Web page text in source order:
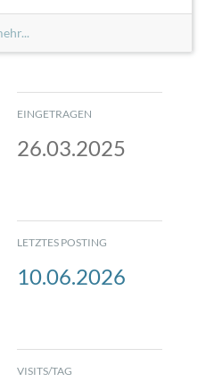
EINGETRAGEN
26.03.2025
LETZTES POSTING
10.06.2026
VISITS/TAG